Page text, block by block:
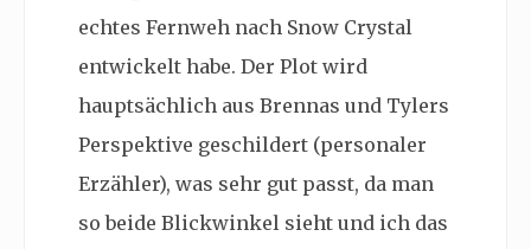
echtes Fernweh nach Snow Crystal
entwickelt habe. Der Plot wird
hauptsächlich aus Brennas und Tylers
Perspektive geschildert (personaler
Erzähler), was sehr gut passt, da man
so beide Blickwinkel sieht und ich das